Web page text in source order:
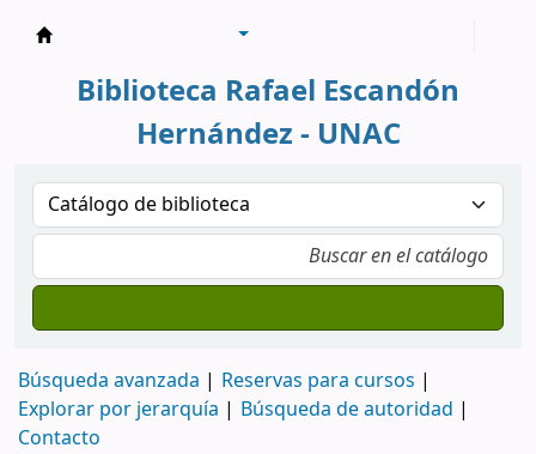
Biblioteca Rafael Escandón
Hernández - UNAC
Búsqueda avanzada
Reservas para cursos
Explorar por jerarquía
Búsqueda de autoridad
Contacto